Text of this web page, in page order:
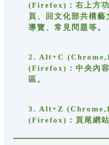
(Firefox)：右上方
頁、回文化部共構
導覽、常見問題等。
2. Alt+C
(Firefox)：中央內
區。
3. Alt+Z
(Firefox)：頁尾網站